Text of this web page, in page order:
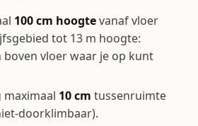
100 cm hoogtevanaf vloer
tot 13 m hoogte:
boven vloer waar je op kunt
10 cm tussenruimte
doorklimbaar).